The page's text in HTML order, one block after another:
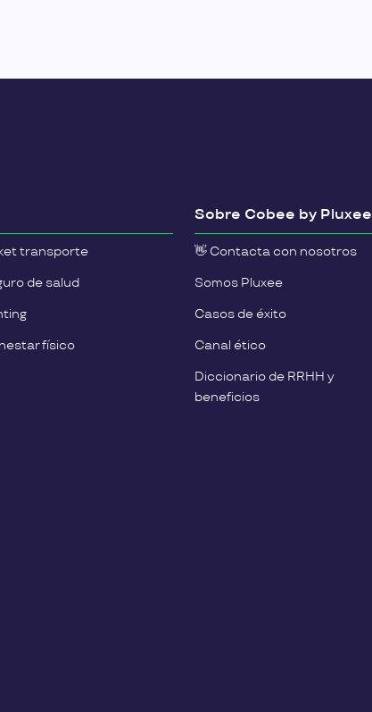
transporte
de salud
físico
Sobre Cobee by Pluxee
👋 Contacta con nosotros
Somos Pluxee
Casos de éxito
Canal ético
Diccionario de RRHH y
beneficios